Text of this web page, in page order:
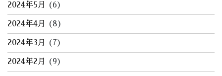
2024年5月 (6)
2024年4月 (8)
2024年3月 (7)
2024年2月 (9)